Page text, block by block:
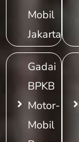
Mobil
Jakarta
Gadai
BPKB
Motor-
Mobil